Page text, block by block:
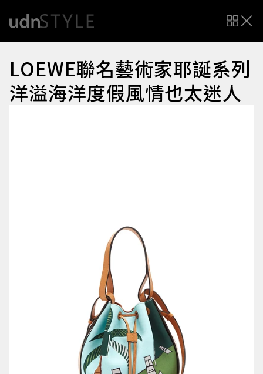
LOEWE聯名藝術家耶誕系列
洋溢海洋度假風情也太迷人